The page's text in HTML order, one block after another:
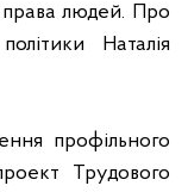
людей. Про
Наталія
профільного
Трудового